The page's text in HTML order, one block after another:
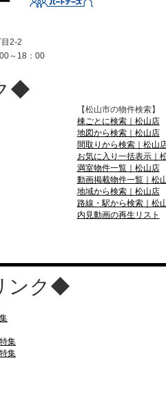
2-2
～18：00
◆
【松山市の物件検索】
棟ごとに検索｜松山店
地図から検索｜松山店
間取りから検索｜松山
お気に入り一括表示｜
満室物件一覧｜松山店
動画掲載物件一覧｜松
地域から検索｜松山店
路線・駅から検索｜松
内見動画の再生リスト
ンク◆
集
集